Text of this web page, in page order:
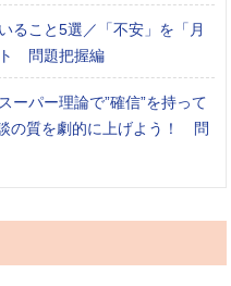
ること5選／「不安」を「月
ト 問題把握編
ーパー理論で”確信”を持って
の質を劇的に上げよう！ 問